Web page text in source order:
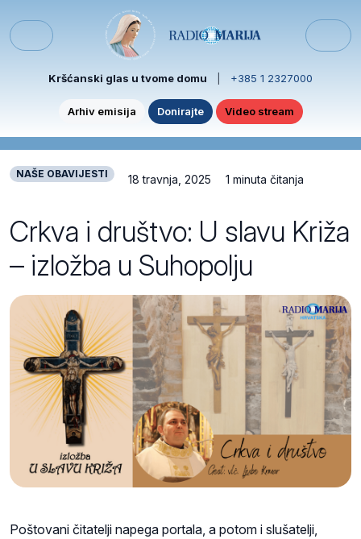
Menu
Kršćanski glas u tvome domu +385 1 2327000
Arhiv emisija Donirajte Video stream
NAŠE OBAVIJESTI 18 travnja, 2025 1 minuta čitanja
Crkva i društvo: U slavu Križa
– izložba u Suhopolju
Poštovani čitatelji napega portala, a potom i slušatelji,